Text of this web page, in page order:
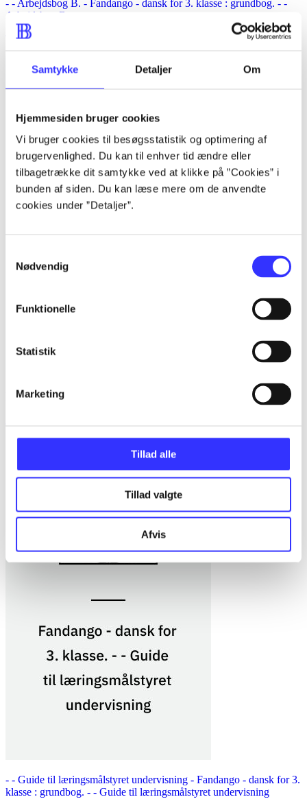
Samtykke Detaljer Om
Hjemmesiden bruger cookies
Vi bruger cookies til besøgsstatistik og optimering af
brugervenlighed. Du kan til enhver tid ændre eller
tilbagetrække dit samtykke ved at klikke på ”Cookies” i
bunden af siden. Du kan læse mere om de anvendte
cookies under ”Detaljer”.
Nødvendig
Funktionelle
Statistik
Marketing
Tillad alle
Tillad valgte
Afvis
- - Arbejdsbog B. - Fandango - dansk for 3. klasse : grundbog. - -
Arbejdsbog B.
Trine May
- - Lærervejledning -
Fandango - dansk for 3. klasse : grundbog. - -
Lærervejledning
- - Guide til læringsmålstyret undervisning - Fandango - dansk for 3.
klasse : grundbog. - - Guide til læringsmålstyret undervisning